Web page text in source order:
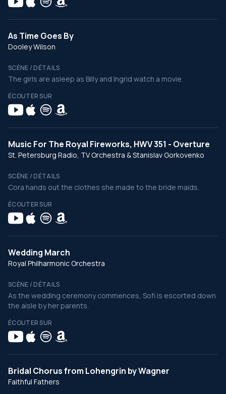
As Time Goes By
Dooley Wilson
SCÈNE / DÉTAILS
The girls are asleep as Billy and Ingrid watch a movie.
ÉCOUTER SUR
Music For The Royal Fireworks, HWV 351 - Overture
St. Petersburg Radio, TV Orchestra & Stanislav Gorkovenko
SCÈNE / DÉTAILS
Cora hands out the clothes she made to the bride maids.
ÉCOUTER SUR
Wedding March
Royal Philharmonic Orchestra
SCÈNE / DÉTAILS
As the wedding ceremony commences, Sofi is escorted down
the aisle by her parents.
ÉCOUTER SUR
Bridal Chorus from Lohengrin by Wagner
Faithful Fathers